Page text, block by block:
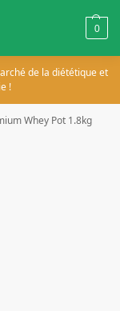
0
de la diététique et
!
Whey Pot 1.8kg